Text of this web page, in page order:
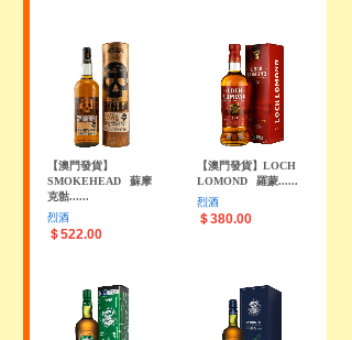
【澳門發貨】
SMOKEHEAD
蘇摩
克骷......
烈酒
＄522.00
【澳門發貨】LOCH
LOMOND
羅蒙......
烈酒
＄380.00